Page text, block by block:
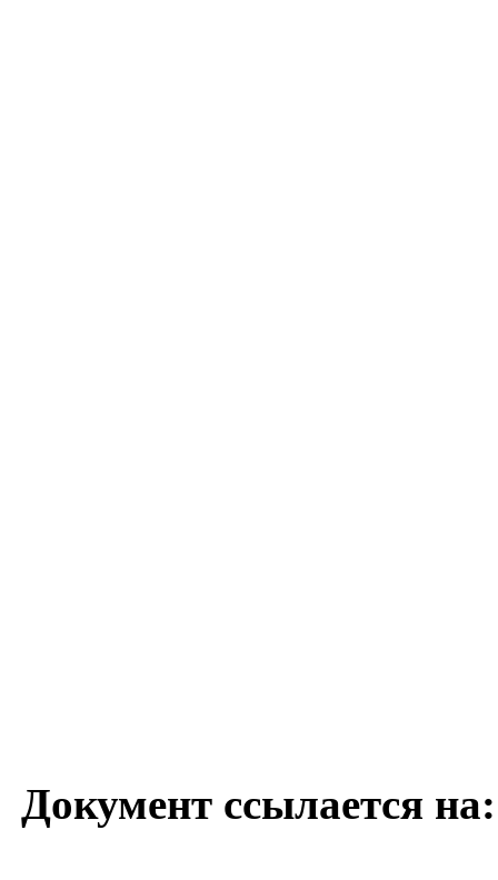
Документ ссылается на: